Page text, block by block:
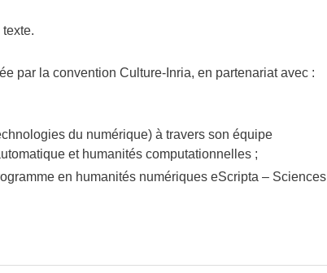
par la convention Culture-Inria, en partenariat avec :
du numérique) à travers son équipe
et humanités computationnelles ;
en humanités numériques eScripta – Sciences